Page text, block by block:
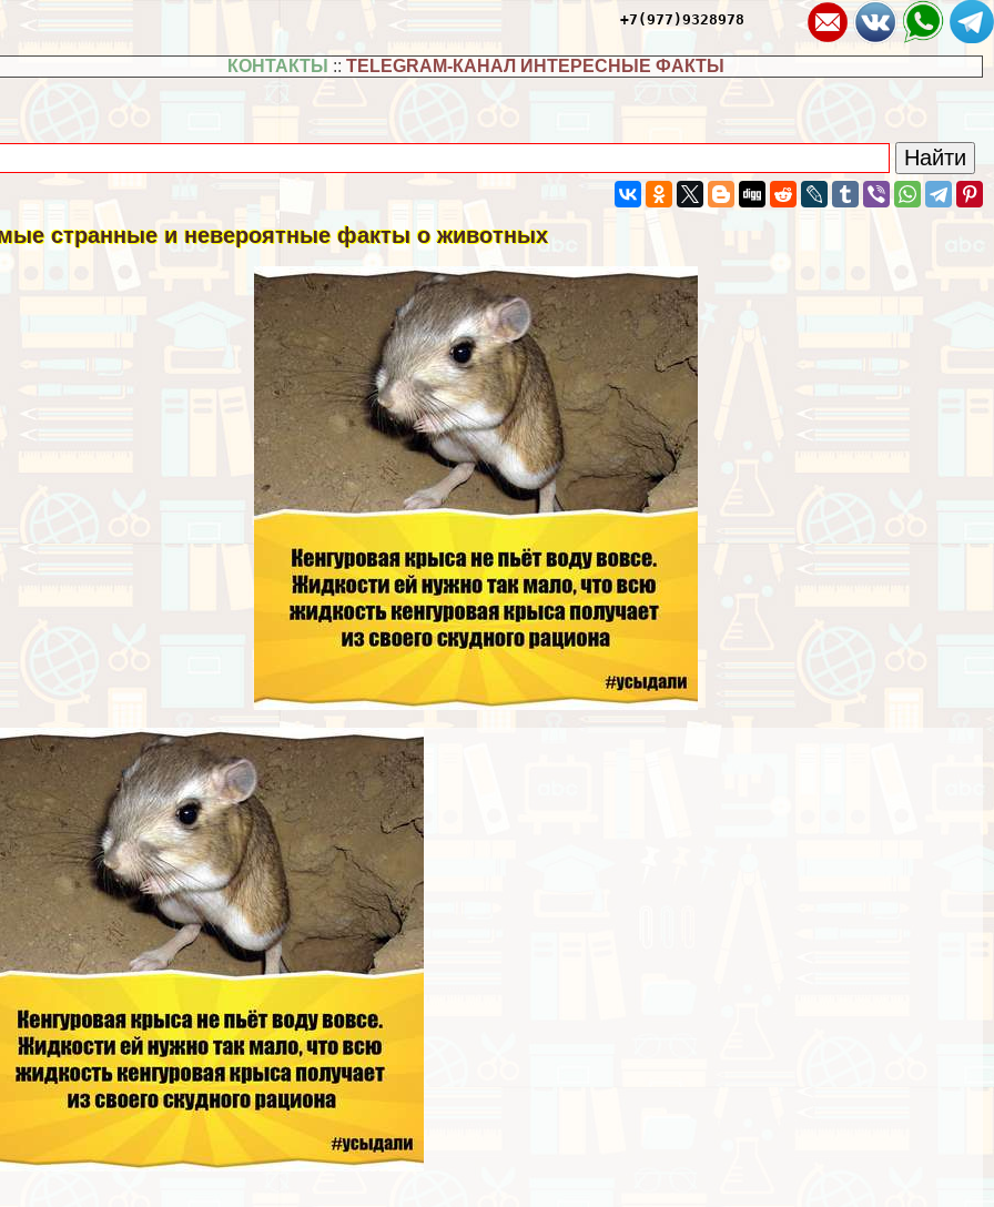
+7(977)9328978
КОНТАКТЫ ::TELEGRAM-КАНАЛ ИНТЕРЕСНЫЕ ФАКТЫ
странные и невероятные факты о животных